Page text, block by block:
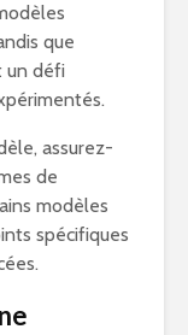
que
un défi
assurez-
de
modèles
spécifiques